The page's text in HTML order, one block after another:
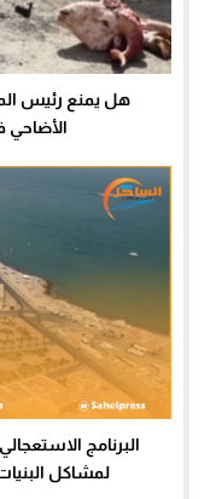
هل يمنع رئيس
الأضاحي
البرنامج
لمشاكل